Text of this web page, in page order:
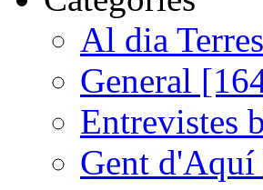
Al dia
General
Entrevistes
Gent